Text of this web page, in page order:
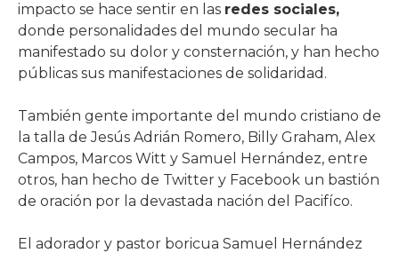
impacto se hace sentir en las redes sociales,
donde personalidades del mundo secular ha
manifestado su dolor y consternación, y han hecho
públicas sus manifestaciones de solidaridad.
También gente importante del mundo cristiano de
la talla de Jesús Adrián Romero, Billy Graham, Alex
Campos, Marcos Witt y Samuel Hernández, entre
otros, han hecho de Twitter y Facebook un bastión
de oración por la devastada nación del Pacifíco.
El adorador y pastor boricua Samuel Hernández